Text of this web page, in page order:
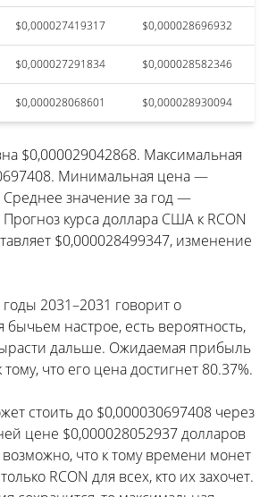
$0,000027419317 $0,000028696932
$0,000027291834 $0,000028582346
$0,000028068601 $0,000028930094
$0,000029042868. Максимальная
Минимальная цена —
Среднее значение за год —
курса доллара США к RCON
$0,000028499347, изменение
годы 2031–2031 говорит о
настрое, есть вероятность,
дальше. Ожидаемая прибыль
что его цена достигнет 80.37%.
стоить до $0,000030697408 через
цене $0,000028052937 долларов
что к тому времени монет
RCON для всех, кто их захочет.